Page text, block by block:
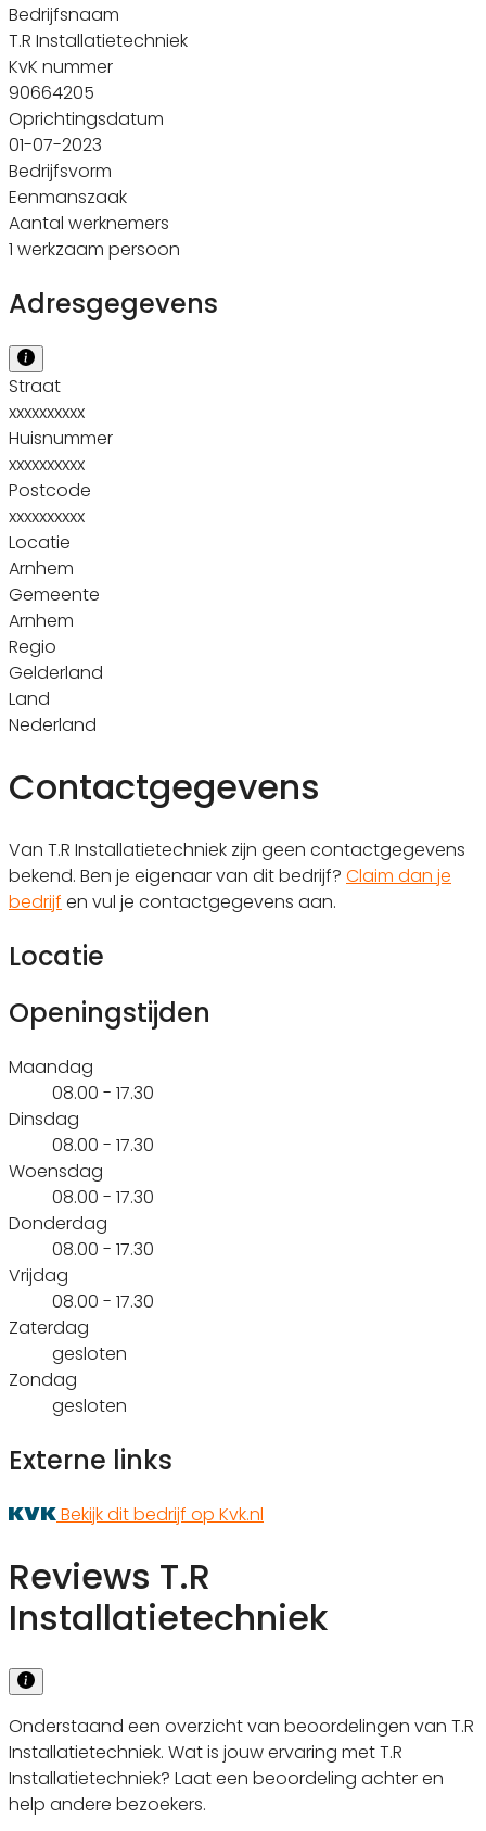
Bedrijfsnaam
T.R Installatietechniek
KvK nummer
90664205
Oprichtingsdatum
01-07-2023
Bedrijfsvorm
Eenmanszaak
Aantal werknemers
1 werkzaam persoon
Adresgegevens
Straat
xxxxxxxxxx
Huisnummer
xxxxxxxxxx
Postcode
xxxxxxxxxx
Locatie
Arnhem
Gemeente
Arnhem
Regio
Gelderland
Land
Nederland
Contactgegevens
Van T.R Installatietechniek zijn geen contactgegevens
bekend. Ben je eigenaar van dit bedrijf? Claim dan je
bedrijf en vul je contactgegevens aan.
Locatie
Openingstijden
Maandag
08.00 - 17.30
Dinsdag
08.00 - 17.30
Woensdag
08.00 - 17.30
Donderdag
08.00 - 17.30
Vrijdag
08.00 - 17.30
Zaterdag
gesloten
Zondag
gesloten
Externe links
Bekijk dit bedrijf op Kvk.nl
Reviews T.R
Installatietechniek
Onderstaand een overzicht van beoordelingen van T.R
Installatietechniek. Wat is jouw ervaring met T.R
Installatietechniek? Laat een beoordeling achter en
help andere bezoekers.